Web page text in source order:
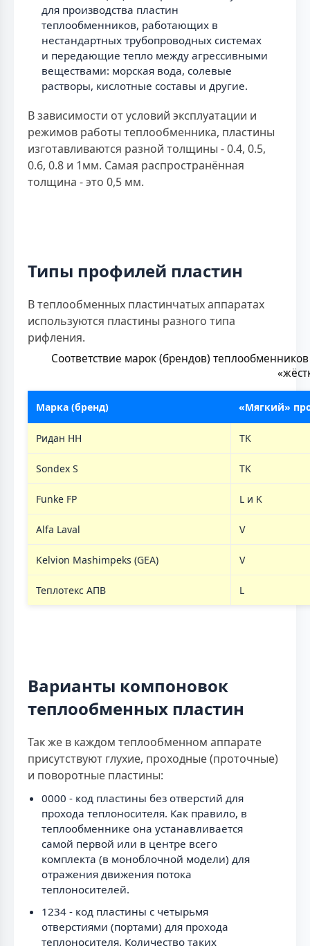
для производства пластин
теплообменников, работающих в
нестандартных трубопроводных системах
и передающие тепло между агрессивными
веществами: морская вода, солевые
растворы, кислотные составы и другие.
В зависимости от условий эксплуатации и
режимов работы теплообменника, пластины
изготавливаются разной толщины - 0.4, 0.5,
0.6, 0.8 и 1мм. Самая распространённая
толщина - это 0,5 мм.
Типы профилей пластин
В теплообменных пластинчатых аппаратах
используются пластины разного типа
рифления.
Соответствие марок (брендов)
Марка (бренд) «Мягкий»
Ридан НН TK
Sondex S TK
Funke FP L и K
Alfa Laval V
Kelvion Mashimpeks (GEA) V
Теплотекс АПВ L
Варианты компоновок
теплообменных пластин
Так же в каждом теплообменном аппарате
присутствуют глухие, проходные (проточные)
и поворотные пластины:
0000 - код пластины без отверстий для
прохода теплоносителя. Как правило, в
теплообменнике она устанавливается
самой первой или в центре всего
комплекта (в моноблочной модели) для
отражения движения потока
теплоносителей.
1234 - код пластины с четырьмя
отверстиями (портами) для прохода
теплоносителя. Количество таких